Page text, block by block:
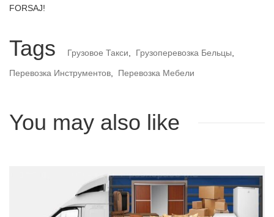
FORSAJ!
Tags Грузовое Такси, Грузоперевозка Бельцы,
Перевозка Инструментов, Перевозка Мебели
You may also like